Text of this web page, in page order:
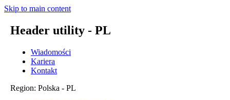
Skip to main content
Header utility - PL
Wiadomości
Kariera
Kontakt
Region: Polska - PL